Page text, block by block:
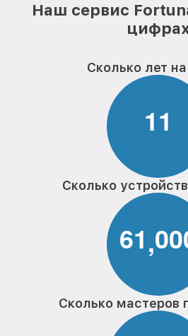
Наш сервис
Сколько лет
11
Сколько
61,00
Сколько мастеров